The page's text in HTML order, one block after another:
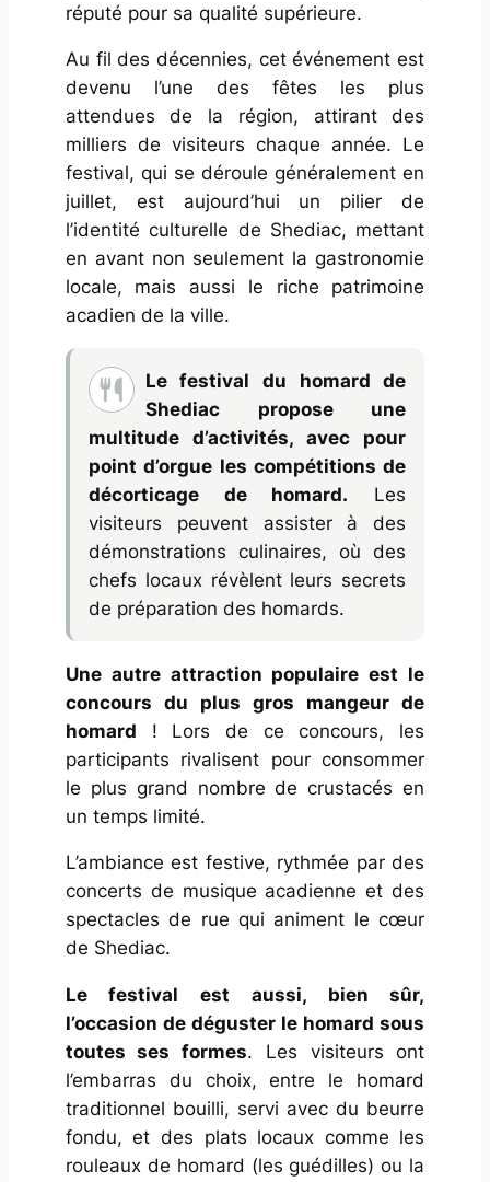
réputé pour sa qualité supérieure.
Au fil des décennies, cet événement est
devenu l’une des fêtes les plus
attendues de la région, attirant des
milliers de visiteurs chaque année. Le
festival, qui se déroule généralement en
juillet, est aujourd’hui un pilier de
l’identité culturelle de Shediac, mettant
en avant non seulement la gastronomie
locale, mais aussi le riche patrimoine
acadien de la ville.
Le festival du homard de
Shediac propose une
multitude d’activités, avec pour
point d’orgue les compétitions de
décorticage de homard. Les
visiteurs peuvent assister à des
démonstrations culinaires, où des
chefs locaux révèlent leurs secrets
de préparation des homards.
Une autre attraction populaire est le
concours du plus gros mangeur de
homard ! Lors de ce concours, les
participants rivalisent pour consommer
le plus grand nombre de crustacés en
un temps limité.
L’ambiance est festive, rythmée par des
concerts de musique acadienne et des
spectacles de rue qui animent le cœur
de Shediac.
Le festival est aussi, bien sûr,
l’occasion de déguster le homard sous
toutes ses formes. Les visiteurs ont
l’embarras du choix, entre le homard
traditionnel bouilli, servi avec du beurre
fondu, et des plats locaux comme les
rouleaux de homard (lesguédilles) ou la